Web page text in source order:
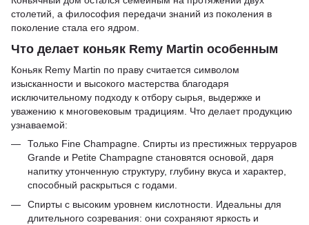
столетий, а философия передачи знаний из поколения в
поколение стала его ядром.
Что делает коньяк Remy Martin особенным
Коньяк Remy Martin по праву считается символом
изысканности и высокого мастерства благодаря
исключительному подходу к отбору сырья, выдержке и
уважению к многовековым традициям. Что делает продукцию
узнаваемой:
Только Fine Champagne. Спирты из престижных терруаров
Grande и Petite Champagne становятся основой, даря
напитку утонченную структуру, глубину вкуса и характер,
способный раскрыться с годами.
Спирты с высоким уровнем кислотности. Идеальны для
длительного созревания: они сохраняют яркость и